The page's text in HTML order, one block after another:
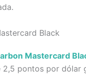
Black
Mastercard
2,5 pontos por dólar